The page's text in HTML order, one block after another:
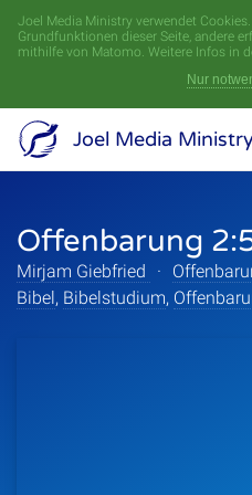
Joel Media Ministry verwendet
Grundfunktionen dieser Seite, andere
mithilfe von Matomo. Weitere Infos in
Nur
Joel Media
Offenbarung
Mirjam Giebfried ·
Bibel, Bibelstudium,